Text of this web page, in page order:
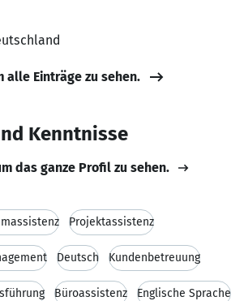
alle Einträge zu sehen.
Kenntnisse
das ganze Profil zu sehen.
Projektassistenz
Deutsch Kundenbetreuung
Büroassistenz Englische Sprache